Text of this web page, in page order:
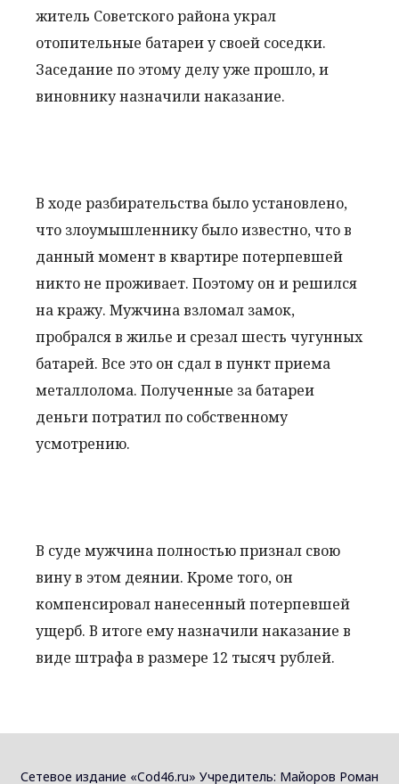
житель Советского района украл
отопительные батареи у своей соседки.
Заседание по этому делу уже прошло, и
виновнику назначили наказание.
В ходе разбирательства было установлено,
что злоумышленнику было известно, что в
данный момент в квартире потерпевшей
никто не проживает. Поэтому он и решился
на кражу. Мужчина взломал замок,
пробрался в жилье и срезал шесть чугунных
батарей. Все это он сдал в пункт приема
металлолома. Полученные за батареи
деньги потратил по собственному
усмотрению.
В суде мужчина полностью признал свою
вину в этом деянии. Кроме того, он
компенсировал нанесенный потерпевшей
ущерб. В итоге ему назначили наказание в
виде штрафа в размере 12 тысяч рублей.
Сетевое издание «Cod46.ru» Учредитель: Майоров Роман